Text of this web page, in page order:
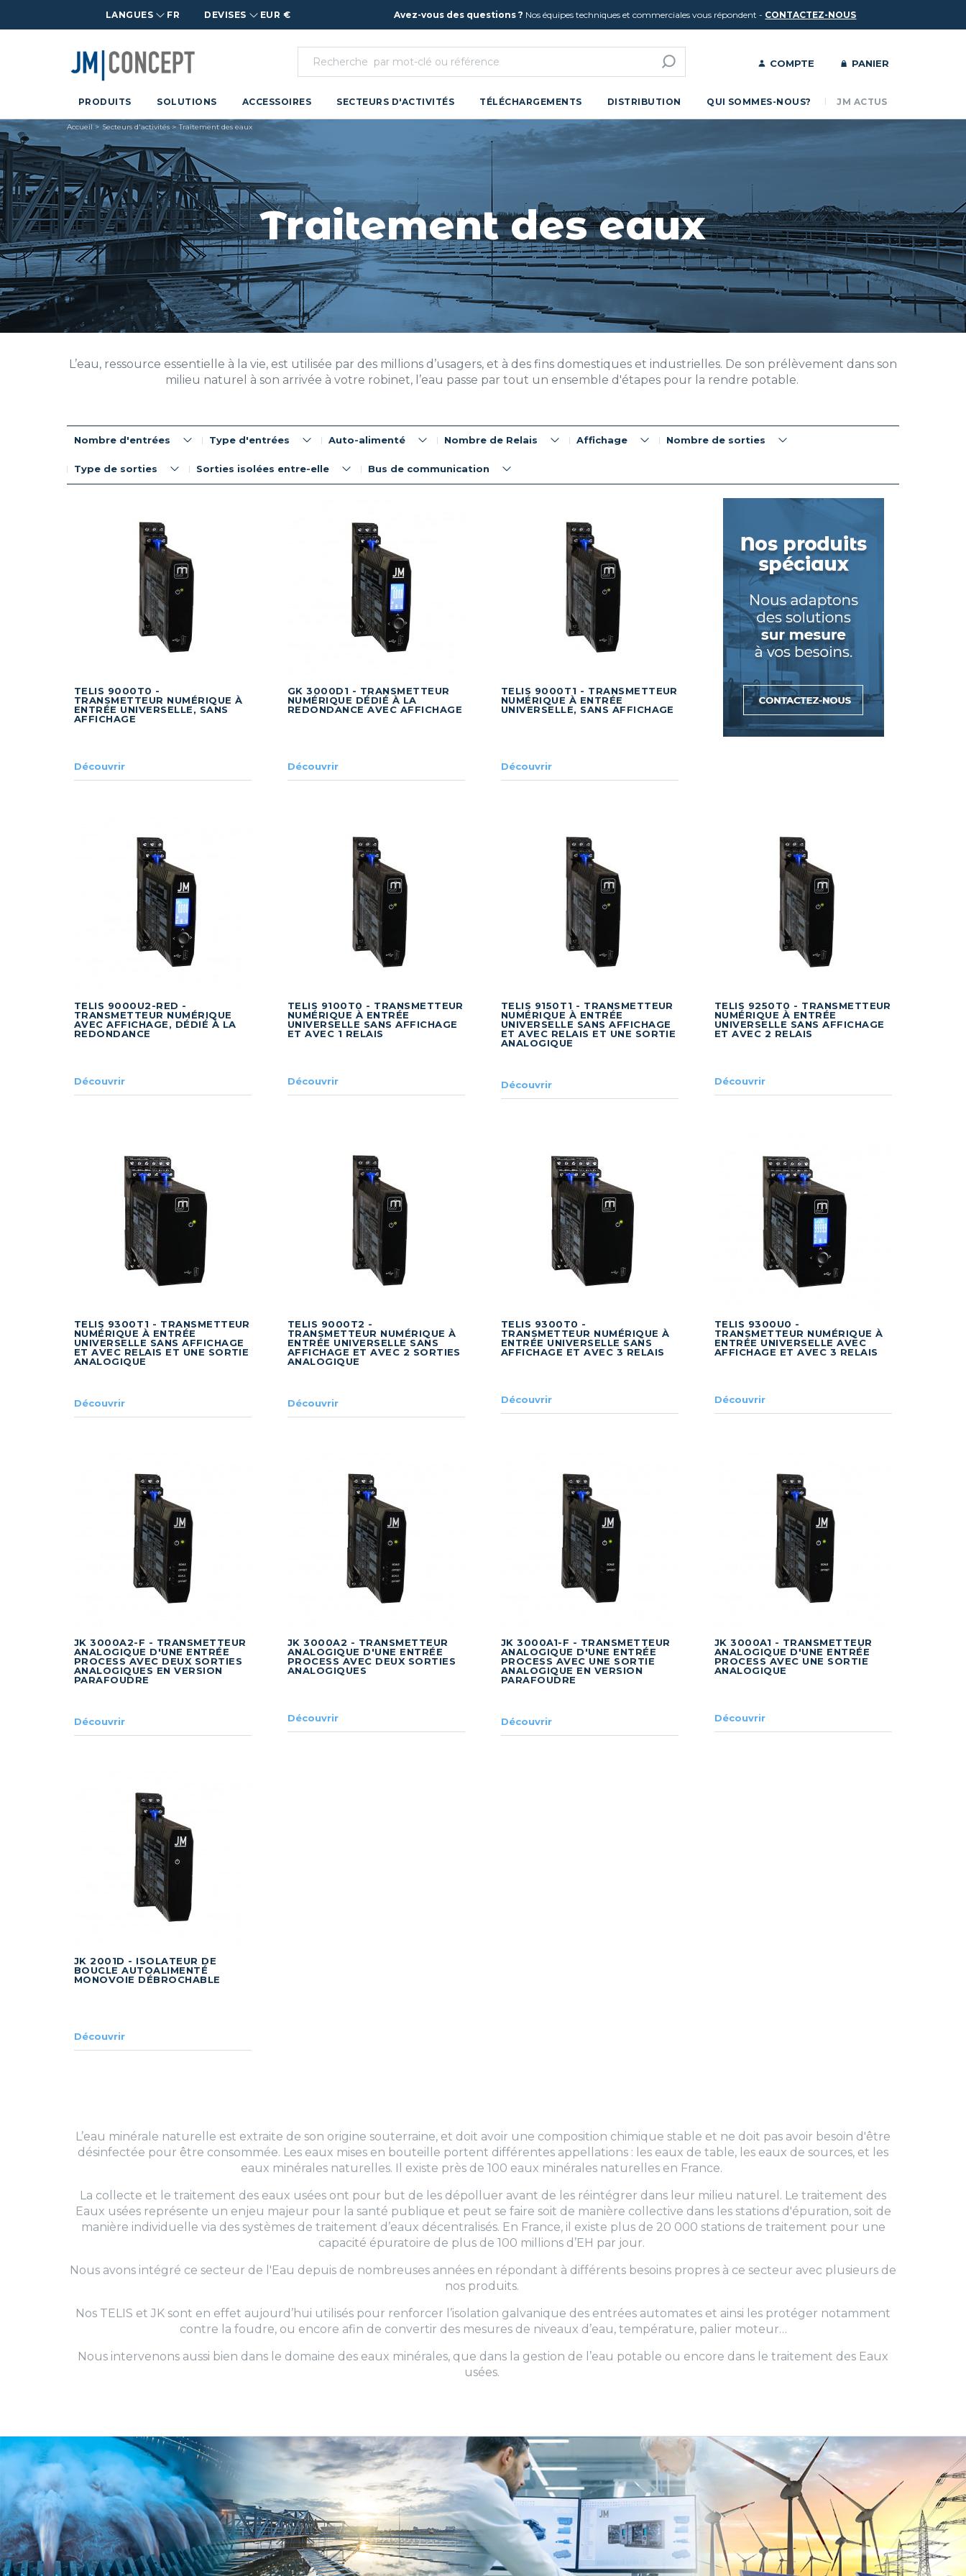
LANGUES FR DEVISES EUR € Avez-vous des questions ? Nos équipes techniques et commerciales vous répondent - CONTACTEZ-NOUS
COMPTE PANIER
PRODUITS SOLUTIONS ACCESSOIRES SECTEURS D'ACTIVITÉS TÉLÉCHARGEMENTS DISTRIBUTION QUI SOMMES-NOUS? JM ACTUS
Accueil Secteurs d'activités Traitement des eaux
Traitement des eaux
L’eau, ressource essentielle à la vie, est utilisée par des millions d’usagers, et à des fins domestiques et industrielles. De son prélèvement dans son
milieu naturel à son arrivée à votre robinet, l’eau passe par tout un ensemble d'étapes pour la rendre potable.
Nombre d'entrées Type d'entrées Auto-alimenté Nombre de Relais Affichage Nombre de sorties
Type de sorties Sorties isolées entre-elle Bus de communication
TELIS 9000T0 -
TRANSMETTEUR NUMÉRIQUE À
ENTRÉE UNIVERSELLE, SANS
AFFICHAGE
Découvrir
GK 3000D1 - TRANSMETTEUR
NUMÉRIQUE DÉDIÉ À LA
REDONDANCE AVEC AFFICHAGE
Découvrir
TELIS 9000T1 - TRANSMETTEUR
NUMÉRIQUE À ENTRÉE
UNIVERSELLE, SANS AFFICHAGE
Découvrir
TELIS 9000U2-RED -
TRANSMETTEUR NUMÉRIQUE
AVEC AFFICHAGE, DÉDIÉ À LA
REDONDANCE
Découvrir
TELIS 9100T0 - TRANSMETTEUR
NUMÉRIQUE À ENTRÉE
UNIVERSELLE SANS AFFICHAGE
ET AVEC 1 RELAIS
Découvrir
TELIS 9150T1 - TRANSMETTEUR
NUMÉRIQUE À ENTRÉE
UNIVERSELLE SANS AFFICHAGE
ET AVEC RELAIS ET UNE SORTIE
ANALOGIQUE
Découvrir
TELIS 9250T0 - TRANSMETTEUR
NUMÉRIQUE À ENTRÉE
UNIVERSELLE SANS AFFICHAGE
ET AVEC 2 RELAIS
Découvrir
TELIS 9300T1 - TRANSMETTEUR
NUMÉRIQUE À ENTRÉE
UNIVERSELLE SANS AFFICHAGE
ET AVEC RELAIS ET UNE SORTIE
ANALOGIQUE
Découvrir
TELIS 9000T2 -
TRANSMETTEUR NUMÉRIQUE À
ENTRÉE UNIVERSELLE SANS
AFFICHAGE ET AVEC 2 SORTIES
ANALOGIQUE
Découvrir
TELIS 9300T0 -
TRANSMETTEUR NUMÉRIQUE À
ENTRÉE UNIVERSELLE SANS
AFFICHAGE ET AVEC 3 RELAIS
Découvrir
TELIS 9300U0 -
TRANSMETTEUR NUMÉRIQUE À
ENTRÉE UNIVERSELLE AVEC
AFFICHAGE ET AVEC 3 RELAIS
Découvrir
JK 3000A2-F - TRANSMETTEUR
ANALOGIQUE D'UNE ENTRÉE
PROCESS AVEC DEUX SORTIES
ANALOGIQUES EN VERSION
PARAFOUDRE
Découvrir
JK 3000A2 - TRANSMETTEUR
ANALOGIQUE D'UNE ENTRÉE
PROCESS AVEC DEUX SORTIES
ANALOGIQUES
Découvrir
JK 3000A1-F - TRANSMETTEUR
ANALOGIQUE D'UNE ENTRÉE
PROCESS AVEC UNE SORTIE
ANALOGIQUE EN VERSION
PARAFOUDRE
Découvrir
JK 3000A1 - TRANSMETTEUR
ANALOGIQUE D'UNE ENTRÉE
PROCESS AVEC UNE SORTIE
ANALOGIQUE
Découvrir
JK 2001D - ISOLATEUR DE
BOUCLE AUTOALIMENTÉ
MONOVOIE DÉBROCHABLE
Découvrir
L’eau minérale naturelle est extraite de son origine souterraine, et doit avoir une composition chimique stable et ne doit pas avoir besoin d'être
désinfectée pour être consommée. Les eaux mises en bouteille portent différentes appellations : les eaux de table, les eaux de sources, et les
eaux minérales naturelles. Il existe près de 100 eaux minérales naturelles en France.
La collecte et le traitement des eaux usées ont pour but de les dépolluer avant de les réintégrer dans leur milieu naturel. Le traitement des
Eaux usées représente un enjeu majeur pour la santé publique et peut se faire soit de manière collective dans les stations d'épuration, soit de
manière individuelle via des systèmes de traitement d’eaux décentralisés. En France, il existe plus de 20 000 stations de traitement pour une
capacité épuratoire de plus de 100 millions d’EH par jour.
Nous avons intégré ce secteur de l'Eau depuis de nombreuses années en répondant à différents besoins propres à ce secteur avec plusieurs de
nos produits.
Nos TELIS et JK sont en effet aujourd’hui utilisés pour renforcer l’isolation galvanique des entrées automates et ainsi les protéger notamment
contre la foudre, ou encore afin de convertir des mesures de niveaux d’eau, température, palier moteur…
Nous intervenons aussi bien dans le domaine des eaux minérales, que dans la gestion de l’eau potable ou encore dans le traitement des Eaux
usées.